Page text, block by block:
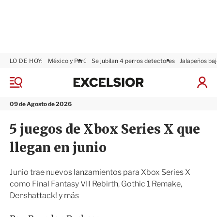
M
n
09 de Agosto de 2026
LO DE HOY: México y Perú Se jubilan 4 perros detectores Jalapeños
I
x
s
i
5 juegos de Xbox Series X que
llegan en junio
Junio trae nuevos lanzamientos para Xbox Series X
como Final Fantasy VII Rebirth, Gothic 1 Remake,
Denshattack! y más